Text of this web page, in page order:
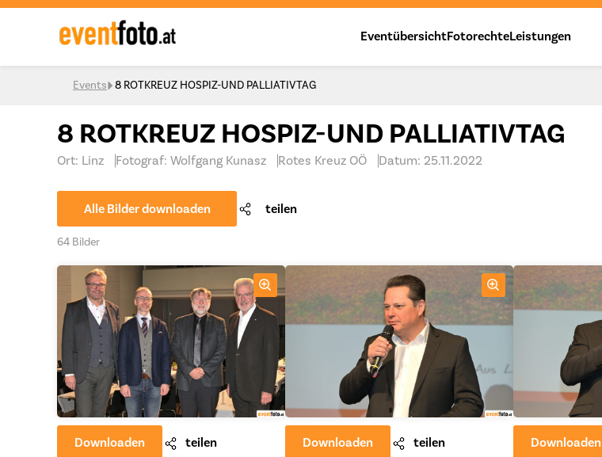
Skip to content
EventübersichtFotorechteLeistungen
Events 8 ROTKREUZ HOSPIZ-UND PALLIATIVTAG
8 ROTKREUZ HOSPIZ-UND PALLIATIVTAG
Ort: Linz Fotograf: Wolfgang Kunasz Rotes Kreuz OÖ Datum: 25.11.2022
Alle Bilder downloaden teilen
64 Bilder
Downloaden teilen Downloaden teilen Downloaden